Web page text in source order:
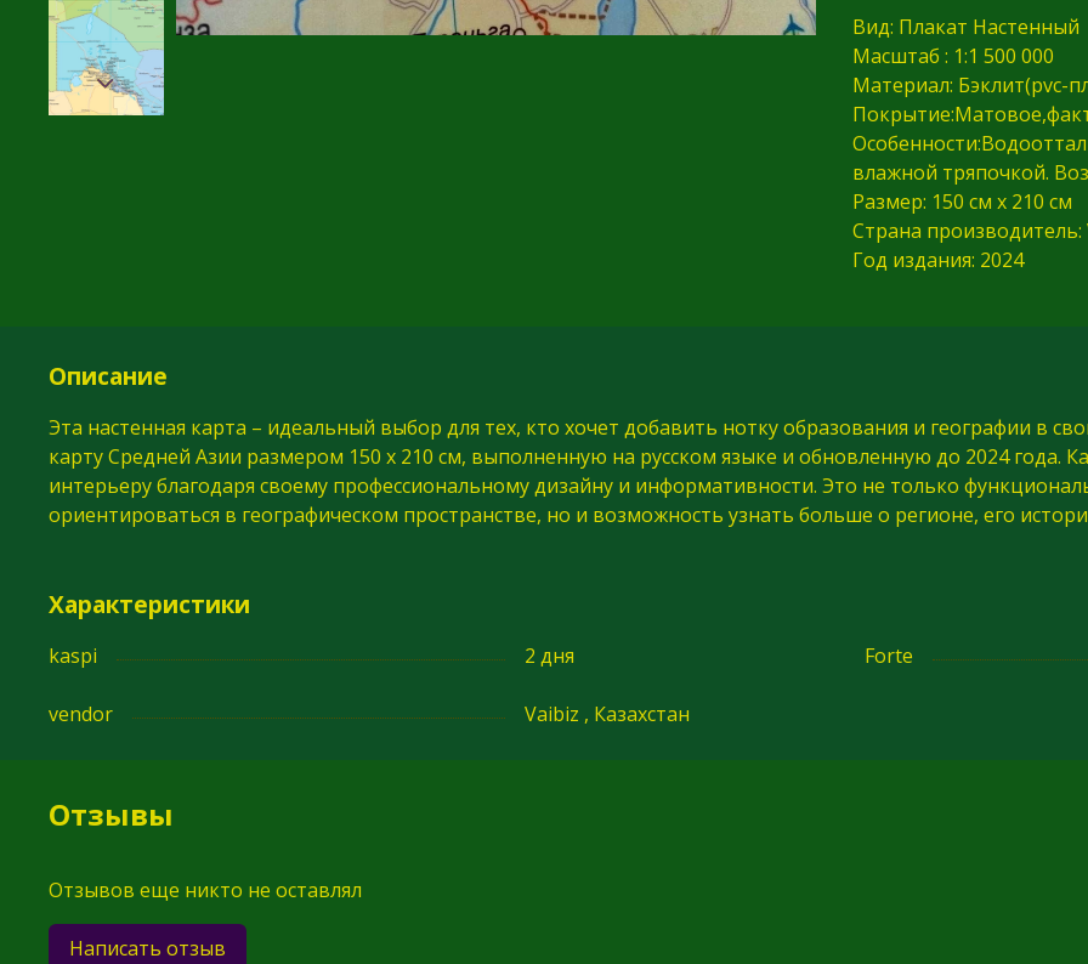
Вид: Плакат Настенный
Масштаб : 1:1 500 000
Материал: Бэклит(pvc-
влажной тряпочкой.
Размер: 150 см х 210 см
Страна производитель:
Год издания: 2024
Описание
Эта настенная карта – идеальный выбор для тех, кто хочет добавить нотку образования и географии в
карту Средней Азии размером 150 x 210 см, выполненную на русском языке и обновленную до 2024 года.
интерьеру благодаря своему профессиональному дизайну и информативности. Это не только
ориентироваться в географическом пространстве, но и возможность узнать больше о регионе, его
Характеристики
kaspi 2 дня Forte
vendor Vaibiz , Казахстан
Отзывы
Отзывов еще никто не оставлял
Написать отзыв